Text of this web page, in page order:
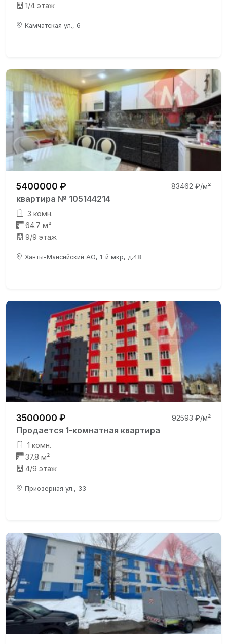
1/4 этаж
Камчатская ул., 6
5400000 ₽ 83462 ₽/м²
квартира № 105144214
3 комн.
64.7 м²
9/9 этаж
Ханты-Мансийский АО, 1-й мкр, д.48
3500000 ₽ 92593 ₽/м²
Продается 1-комнатная квартира
1 комн.
37.8 м²
4/9 этаж
Приозерная ул., 33